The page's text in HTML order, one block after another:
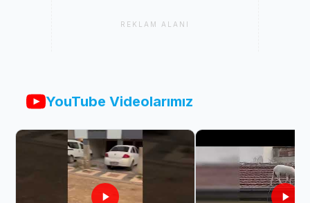
REKLAM ALANI
YouTube Videolarımız